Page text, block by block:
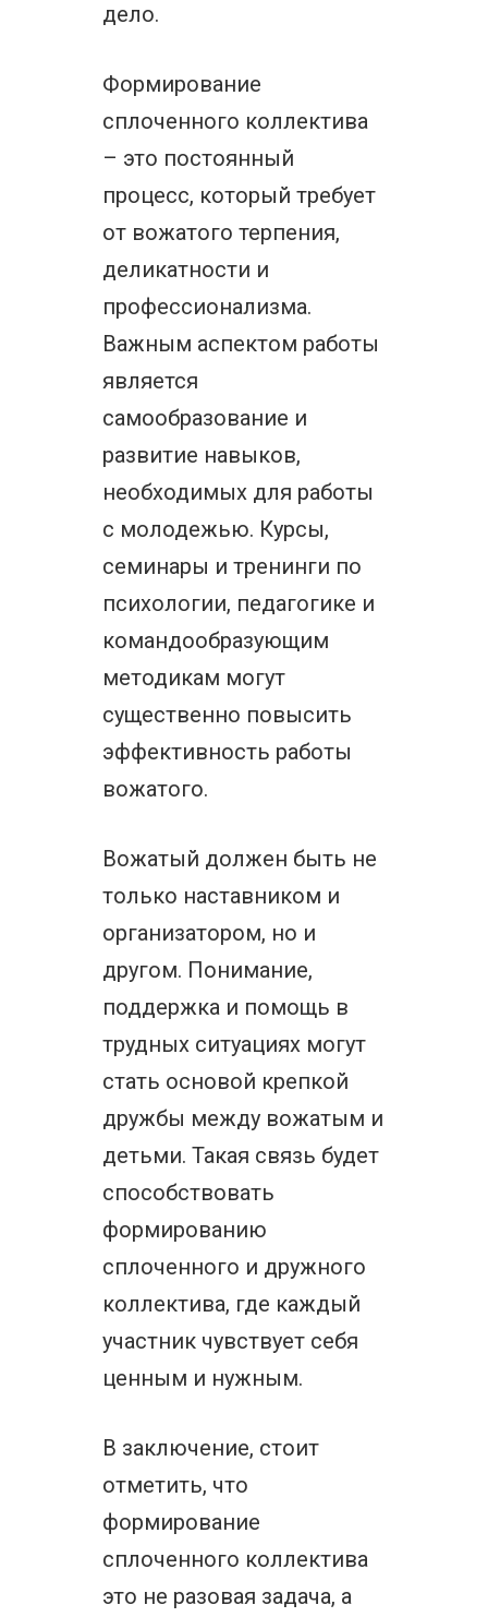
дело.
Формирование
сплоченного коллектива
– это постоянный
процесс, который требует
от вожатого терпения,
деликатности и
профессионализма.
Важным аспектом работы
является
самообразование и
развитие навыков,
необходимых для работы
с молодежью. Курсы,
семинары и тренинги по
психологии, педагогике и
командообразующим
методикам могут
существенно повысить
эффективность работы
вожатого.
Вожатый должен быть не
только наставником и
организатором, но и
другом. Понимание,
поддержка и помощь в
трудных ситуациях могут
стать основой крепкой
дружбы между вожатым и
детьми. Такая связь будет
способствовать
формированию
сплоченного и дружного
коллектива, где каждый
участник чувствует себя
ценным и нужным.
В заключение, стоит
отметить, что
формирование
сплоченного коллектива
это не разовая задача, а